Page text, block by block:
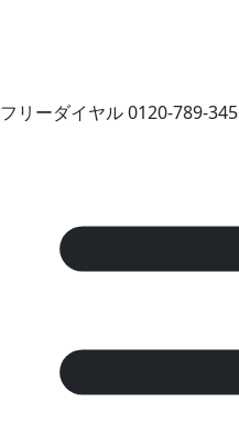
フリーダイヤル0120-789-345